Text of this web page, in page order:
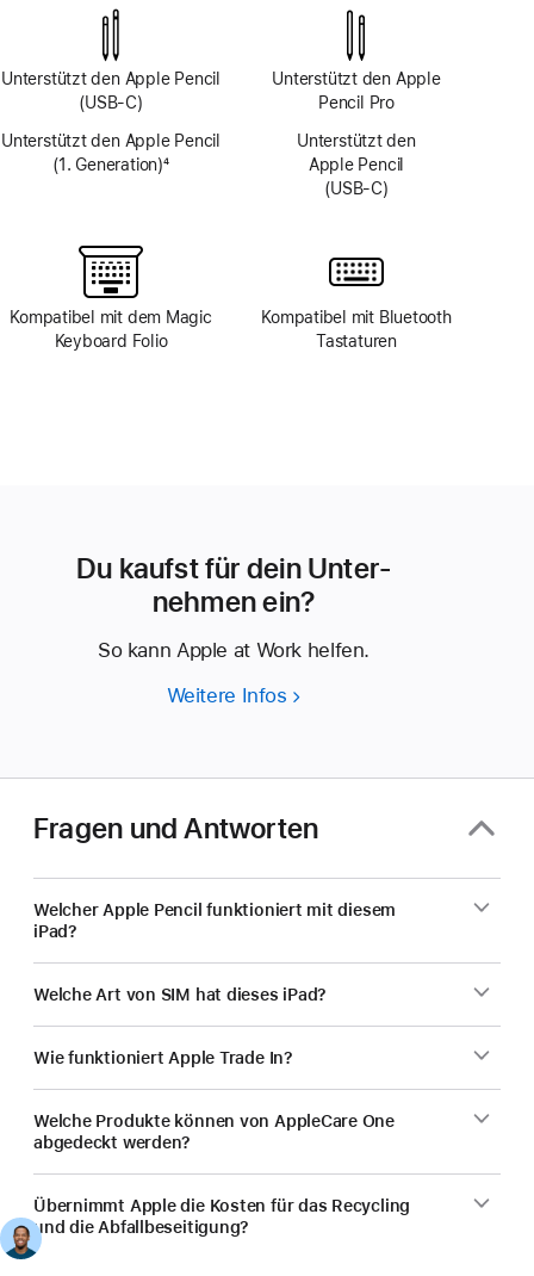
System
Unterstützt den Apple Pencil
(USB‑C)
Unterstützt den Apple Pencil
(1. Generation)4
Kompatibel mit dem Magic
Keyboard Folio
System
Unterstützt den Apple
Pencil Pro
Unterstützt den
Apple Pencil
(USB‑C)
Kompatibel mit Bluetooth
Tastaturen
Du kaufst für dein Unter­
nehmen ein?
So kann Apple at Work helfen.
Weitere Infos Du
dein
nehmen
ein?
Fragen und Antworten
Welcher Apple Pencil funktioniert mit diesem
iPad?
Welche Art von SIM hat dieses iPad?
Wie funktioniert Apple Trade In?
Welche Produkte können von AppleCare One
abgedeckt werden?
Übernimmt Apple die Kosten für das Recycling
und die Abfallbeseitigung?